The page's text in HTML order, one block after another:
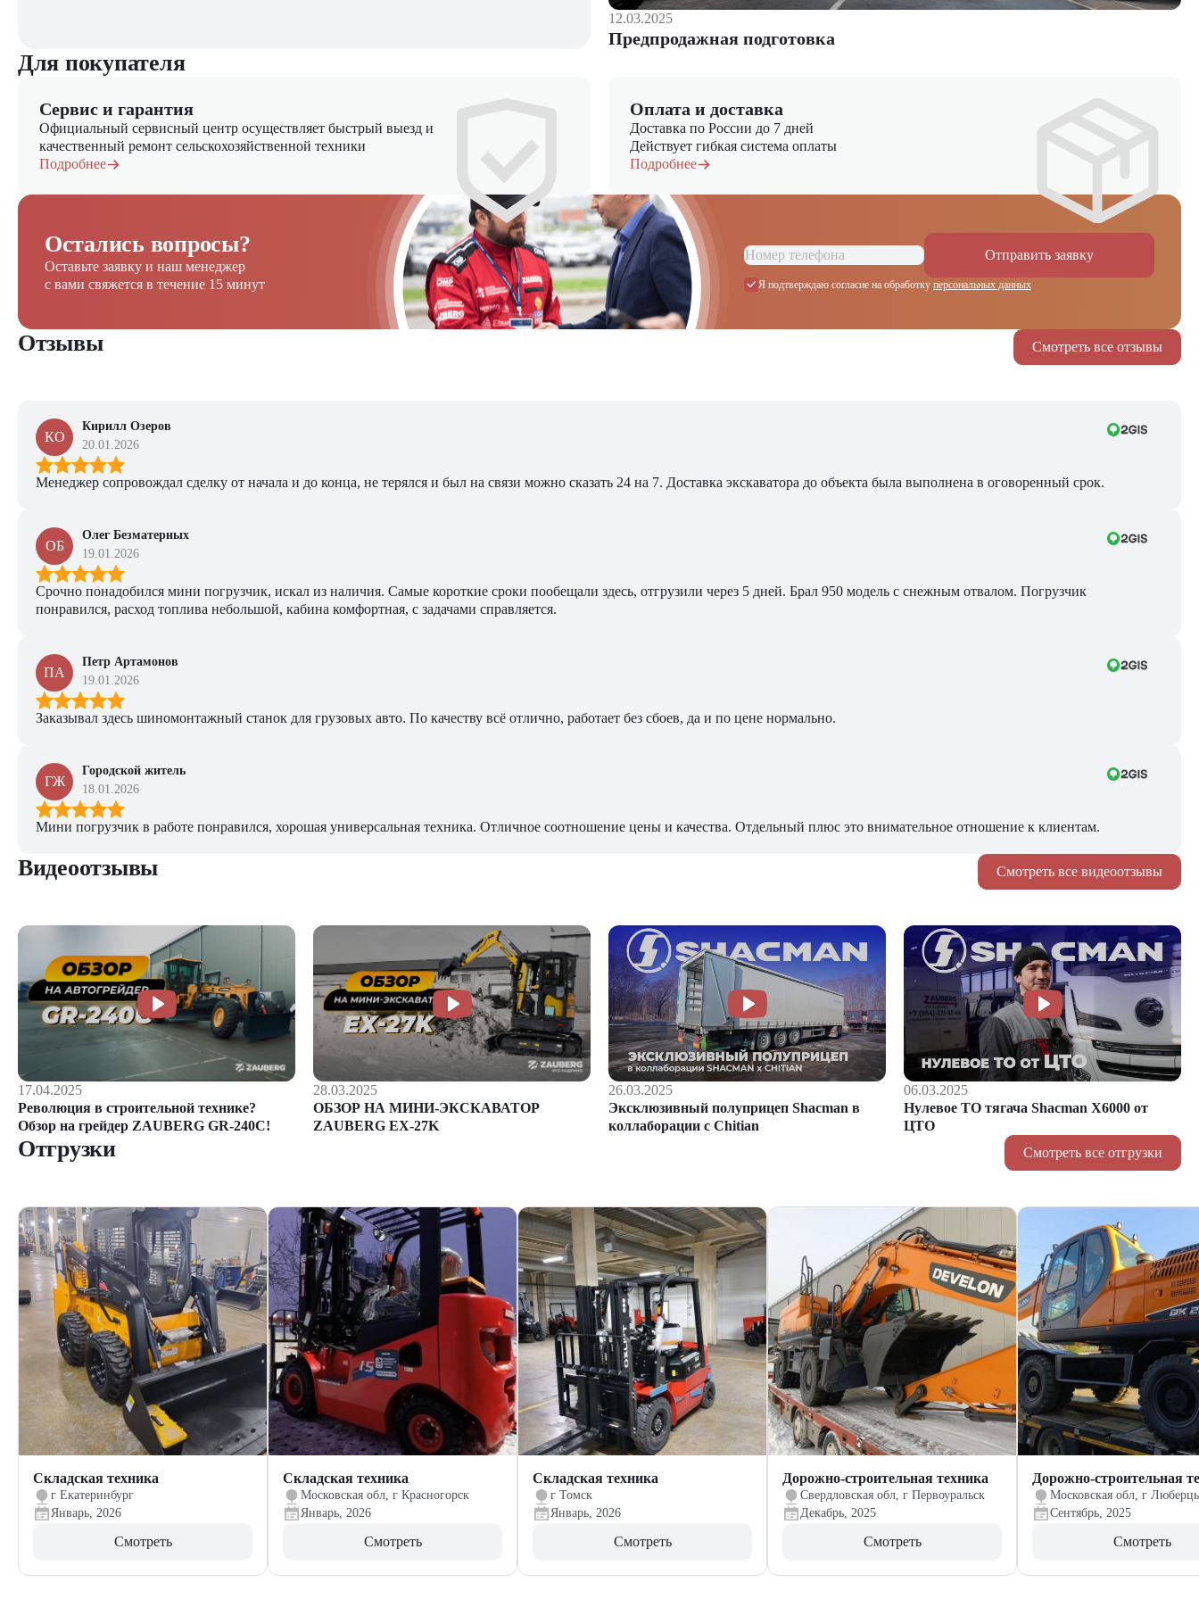
12.03.2025
Предпродажная подготовка
Для покупателя
Сервис и гарантия
Официальный сервисный центр осуществляет быстрый выезд и
качественный ремонт сельскохозяйственной техники
Подробнее
Оплата и доставка
Доставка по России до 7 дней
Действует гибкая система оплаты
Подробнее
Остались вопросы?
Оставьте заявку и наш менеджер
с вами свяжется в течение 15 минут
Отправить заявку
Я подтверждаю согласие на обработку персональных данных
Смотреть все отзывы
Отзывы
КО
Кирилл Озеров
20.01.2026
Менеджер сопровождал сделку от начала и до конца, не терялся и был на связи можно сказать 24 на 7. Доставка экскаватора до объекта была выполнена в оговоренный срок.
ОБ
Олег Безматерных
19.01.2026
Срочно понадобился мини погрузчик, искал из наличия. Самые короткие сроки пообещали здесь, отгрузили через 5 дней. Брал 950 модель с снежным отвалом. Погрузчик
понравился, расход топлива небольшой, кабина комфортная, с задачами справляется.
ПА
Петр Артамонов
19.01.2026
Заказывал здесь шиномонтажный станок для грузовых авто. По качеству всё отлично, работает без сбоев, да и по цене нормально.
ГЖ
Городской житель
18.01.2026
Мини погрузчик в работе понравился, хорошая универсальная техника. Отличное соотношение цены и качества. Отдельный плюс это внимательное отношение к клиентам.
Смотреть все видеоотзывы
Видеоотзывы
17.04.2025
Революция в строительной технике?
Обзор на грейдер ZAUBERG GR-240C!
28.03.2025
ОБЗОР НА МИНИ-ЭКСКАВАТОР
ZAUBERG EX-27K
26.03.2025
Эксклюзивный полуприцеп Shacman в
коллаборации с Chitian
06.03.2025
Нулевое ТО тягача Shacman Х6000 от
ЦТО
Смотреть все отгрузки
Отгрузки
Складская техника
г Екатеринбург
Январь, 2026
Смотреть
Складская техника
Московская обл, г Красногорск
Январь, 2026
Смотреть
Складская техника
г Томск
Январь, 2026
Смотреть
Дорожно-строительная техника
Свердловская обл, г Первоуральск
Декабрь, 2025
Смотреть
Дорожно-строительная
Московская обл, г
Сентябрь, 2025
Смотреть